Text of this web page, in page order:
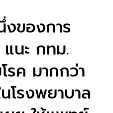
ของการ
นะ กทม.
รค มากกว่า
โรงพยาบาล